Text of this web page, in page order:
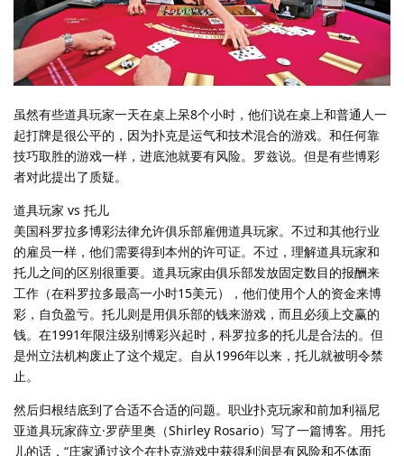
虽然有些道具玩家一天在桌上呆8个小时，他们说在桌上和普通人一
起打牌是很公平的，因为扑克是运气和技术混合的游戏。和任何靠
技巧取胜的游戏一样，进底池就要有风险。罗兹说。但是有些博彩
者对此提出了质疑。
道具玩家 vs 托儿
美国科罗拉多博彩法律允许俱乐部雇佣道具玩家。不过和其他行业
的雇员一样，他们需要得到本州的许可证。不过，理解道具玩家和
托儿之间的区别很重要。道具玩家由俱乐部发放固定数目的报酬来
工作（在科罗拉多最高一小时15美元），他们使用个人的资金来博
彩，自负盈亏。托儿则是用俱乐部的钱来游戏，而且必须上交赢的
钱。在1991年限注级别博彩兴起时，科罗拉多的托儿是合法的。但
是州立法机构废止了这个规定。自从1996年以来，托儿就被明令禁
止。
然后归根结底到了合适不合适的问题。职业扑克玩家和前加利福尼
亚道具玩家薛立·罗萨里奥（Shirley Rosario）写了一篇博客。用托
儿的话，“庄家通过这个在扑克游戏中获得利润是有风险和不体面